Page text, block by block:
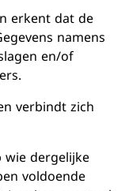
erkent dat de
namens
en/of
verbindt zich
wie dergelijke
voldoende